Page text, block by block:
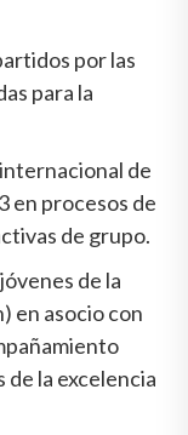
por las
para la
de
en procesos de
de grupo.
de la
en asocio con
de la excelencia